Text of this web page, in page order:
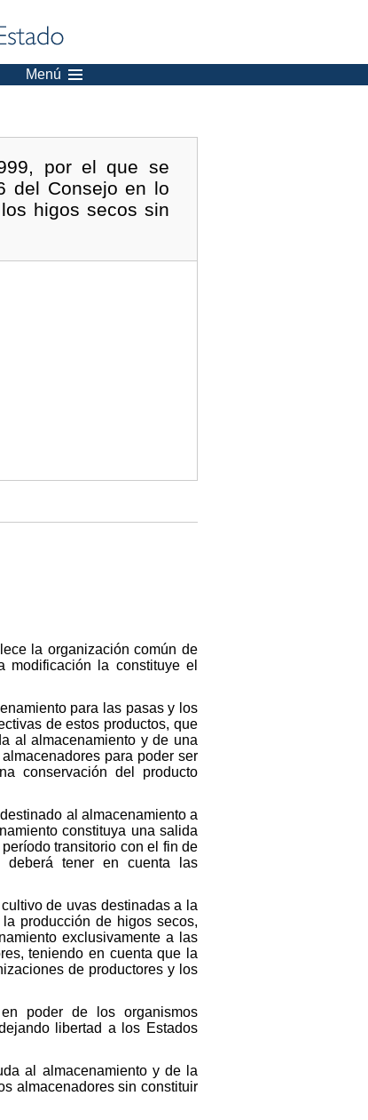
Menú
por el que se
del Consejo en lo
higos secos sin
la organización común de
modificación la constituye el
para las pasas y los
de estos productos, que
al almacenamiento y de una
para poder ser
conservación del producto
al almacenamiento a
constituya una salida
transitorio con el fin de
deberá tener en cuenta las
de uvas destinadas a la
producción de higos secos,
exclusivamente a las
teniendo en cuenta que la
de productores y los
poder de los organismos
libertad a los Estados
al almacenamiento y de la
almacenadores sin constituir